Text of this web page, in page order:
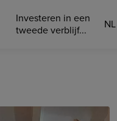
Investeren in een
tweede verblijf...
NL